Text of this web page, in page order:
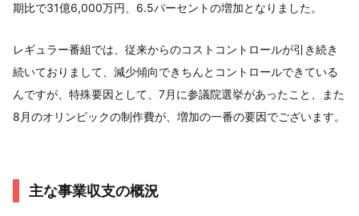
期比で31億6,000万円、6.5パーセントの増加となりました。
レギュラー番組では、従来からのコストコントロールが引き続き
続いておりまして、減少傾向できちんとコントロールできている
んですが、特殊要因として、7月に参議院選挙があったこと、また
8月のオリンピックの制作費が、増加の一番の要因でございます。
主な事業収支の概況